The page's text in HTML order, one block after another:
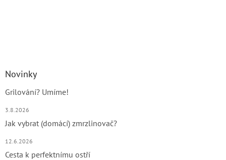
Novinky
Grilování? Umíme!
3.8.2026
Jak vybrat (domácí) zmrzlinovač?
12.6.2026
Cesta k perfektnímu ostří